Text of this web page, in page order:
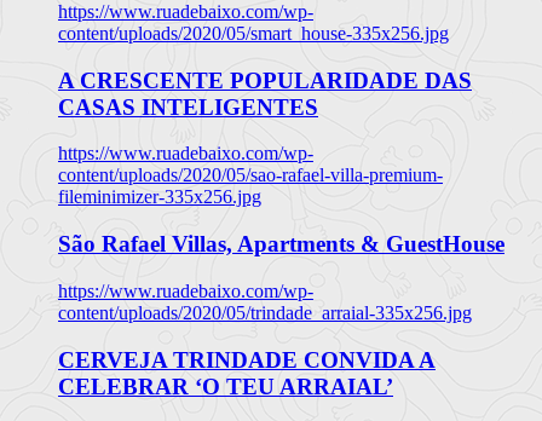
https://www.ruadebaixo.com/wp-
content/uploads/2020/05/smart_house-335x256.jpg
A CRESCENTE POPULARIDADE DAS
CASAS INTELIGENTES
https://www.ruadebaixo.com/wp-
content/uploads/2020/05/sao-rafael-villa-premium-
fileminimizer-335x256.jpg
São Rafael Villas, Apartments & GuestHouse
https://www.ruadebaixo.com/wp-
content/uploads/2020/05/trindade_arraial-335x256.jpg
CERVEJA TRINDADE CONVIDA A
CELEBRAR ‘O TEU ARRAIAL’